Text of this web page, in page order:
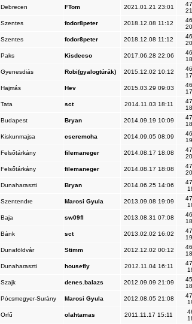
Debrecen FTom 2021.01.21 23:01
Szentes fodor8peter 2018.12.08 11:12
Szentes fodor8peter 2018.12.08 11:12
Paks Kisdecso 2017.06.28 22:06
Gyenesdiás Robi(gyalogtúrák) 2015.12.02 10:12
Hajmás Hev 2015.03.29 09:03
Tata sct 2014.11.03 18:11
Budapest Bryan 2014.09.19 10:09
Kiskunmajsa cseremoha 2014.09.05 08:09
Felsőtárkány filemaneger 2014.08.17 18:08
Felsőtárkány filemaneger 2014.08.17 18:08
Dunaharaszti Bryan 2014.06.25 14:06
Szentendre Marosi Gyula 2013.09.08 19:09
Baja sw09fl 2013.08.31 07:08
Bánk sct 2013.02.02 16:02
Dunaföldvár Stimm 2012.12.02 00:12
Dunaharaszti housefly 2012.11.04 16:11
Szajk denes.balazs 2012.09.09 21:09
Pócsmegyer-Surány Marosi Gyula 2012.08.05 21:08
Orfű olahtamas 2011.11.17 15:11